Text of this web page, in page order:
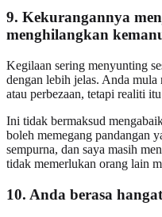
9. Kekurangannya
menghilangkan
Kegilaan sering menyunting
dengan lebih jelas. Anda mula
atau perbezaan, tetapi realiti
Ini tidak bermaksud
boleh memegang pandangan
sempurna, dan saya masih
tidak memerlukan orang lain
10. Anda berasa